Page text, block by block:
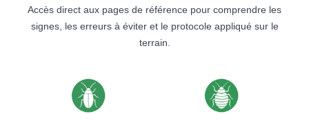
Accès direct aux pages de référence pour comprendre les
signes, les erreurs à éviter et le protocole appliqué sur le
terrain.